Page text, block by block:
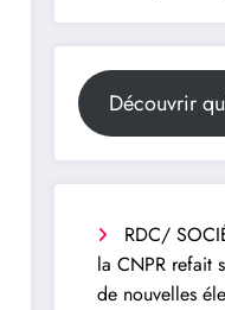
Découvrir
RDC/
la CNPR refait
de nouvelles